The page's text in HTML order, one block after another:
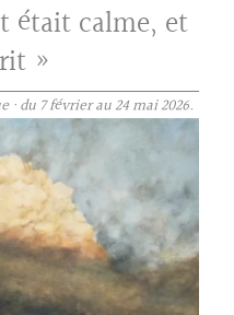
était calme, et
»
· du 7 février au 24 mai 2026.